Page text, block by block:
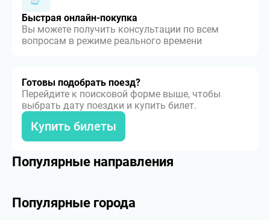
Быстрая онлайн-покупка
Вы можете получить консультации по всем
вопросам в режиме реального времени
Готовы подобрать поезд?
Перейдите к поисковой форме выше, чтобы
выбрать дату поездки и купить билет.
Купить билеты
Популярные направления
Популярные города